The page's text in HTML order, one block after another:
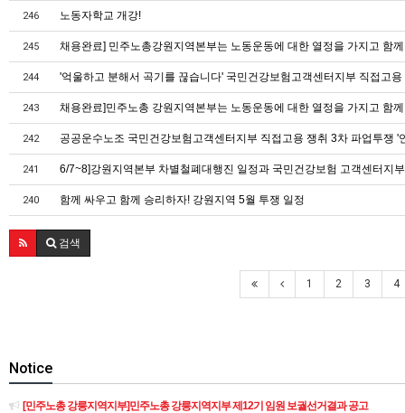
246 노동자학교 개강!
245 채용완료] 민주노총강원지역본부는 노동운동에 대한 열정을 가지고 함
244 '억울하고 분해서 곡기를 끊습니다' 국민건강보험고객센터지부 직접고
243 채용완료]민주노총 강원지역본부는 노동운동에 대한 열정을 가지고 함
242 공공운수노조 국민건강보험고객센터지부 직접고용 쟁취 3차 파업투쟁 '
241 6/7~8]강원지역본부 차별철폐대행진 일정과 국민건강보험 고객센터지
240 함께 싸우고 함께 승리하자! 강원지역 5월 투쟁 일정
검색
1 2 3 4
Notice
[민주노총 강릉지역지부]민주노총 강릉지역지부 제12기 임원 보궐선거결과 공고